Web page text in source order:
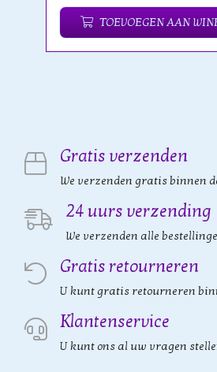
TOEVOEGEN AAN
Gratis verzenden
We verzenden gratis binnen
24 uurs verzending
We verzenden alle
Gratis retourneren
U kunt gratis retourneren
Klantenservice
U kunt ons al uw vragen